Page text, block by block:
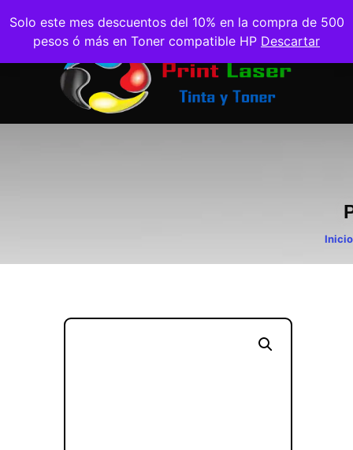
Solo este mes descuentos del 10% en la compra de 500
pesos ó más en Toner compatible HP Descartar
Inicio